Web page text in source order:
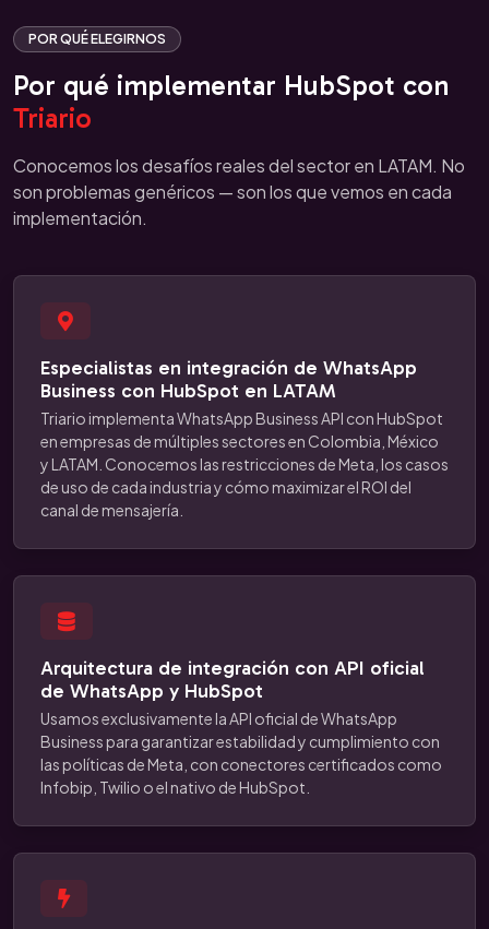
POR QUÉ ELEGIRNOS
Por qué implementar HubSpot con
Triario
Conocemos los desafíos reales del sector en LATAM. No
son problemas genéricos — son los que vemos en cada
implementación.
Especialistas en integración de WhatsApp
Business con HubSpot en LATAM
Triario implementa WhatsApp Business API con HubSpot
en empresas de múltiples sectores en Colombia, México
y LATAM. Conocemos las restricciones de Meta, los casos
de uso de cada industria y cómo maximizar el ROI del
canal de mensajería.
Arquitectura de integración con API oficial
de WhatsApp y HubSpot
Usamos exclusivamente la API oficial de WhatsApp
Business para garantizar estabilidad y cumplimiento con
las políticas de Meta, con conectores certificados como
Infobip, Twilio o el nativo de HubSpot.